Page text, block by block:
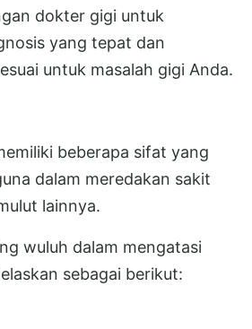
dokter gigi untuk
yang tepat dan
untuk masalah gigi Anda.
beberapa sifat yang
dalam meredakan sakit
lainnya.
wuluh dalam mengatasi
sebagai berikut: